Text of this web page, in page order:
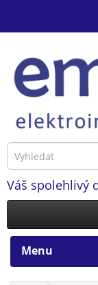
Váš spolehlivý
Menu